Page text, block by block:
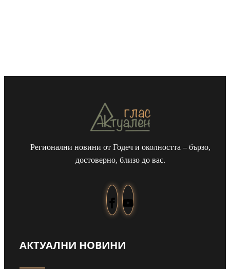
Регионални новини от Годеч и околността – бързо,
достоверно, близо до вас.
АКТУАЛНИ НОВИНИ